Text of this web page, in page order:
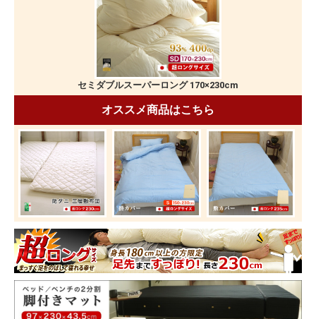
セミダブルスーパーロング 170×230cm
オススメ商品はこちら